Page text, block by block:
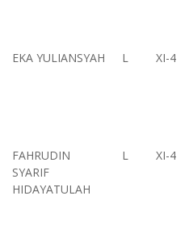
EKA YULIANSYAH L XI-4
FAHRUDIN
SYARIF
HIDAYATULAH
L XI-4